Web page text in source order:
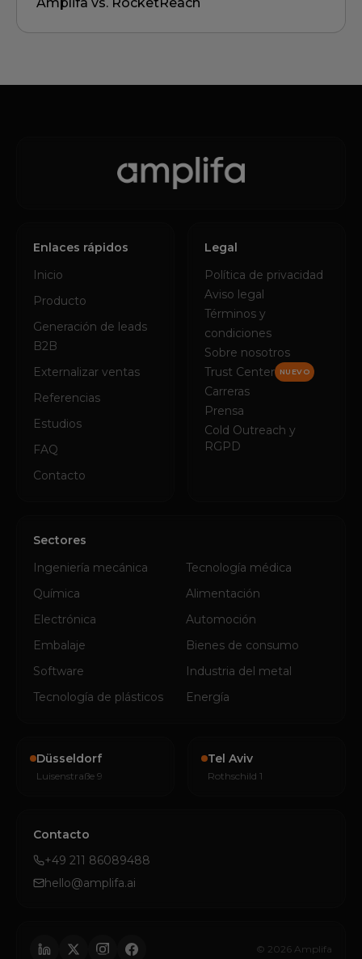
Enlaces rápidos
Inicio
Producto
Generación de leads
B2B
Externalizar ventas
Referencias
Estudios
FAQ
Contacto
Legal
Política de privacidad
Aviso legal
Términos y
condiciones
Sobre nosotros
Trust Center
NUEVO
Carreras
Prensa
Cold Outreach y
RGPD
Sectores
Ingeniería mecánica
Tecnología médica
Química
Alimentación
Electrónica
Automoción
Embalaje
Bienes de consumo
Software
Industria del metal
Tecnología de plásticos
Energía
Düsseldorf
Luisenstraße 9
Tel Aviv
Rothschild 1
Contacto
+49 211 86089488
hello@amplifa.ai
© 2026 Amplifa